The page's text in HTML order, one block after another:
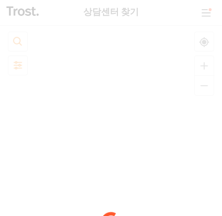
상담센터 찾기